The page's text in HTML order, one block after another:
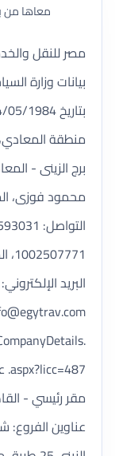
معاها من
مصر للنقل
برج الزينى -
محمود فوزى،
البريد الإلكتروني:
مقر رئيسي -